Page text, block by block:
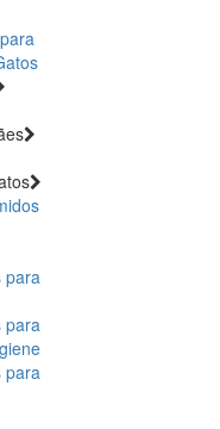
para
para
para